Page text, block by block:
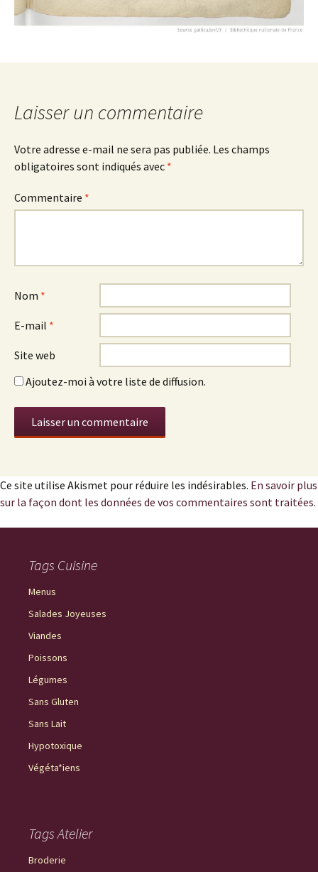
Laisser un commentaire
Votre adresse e-mail ne sera pas publiée. Les champs
obligatoires sont indiqués avec *
Commentaire *
Nom *
E-mail *
Site web
Ajoutez-moi à votre liste de diffusion.
Ce site utilise Akismet pour réduire les indésirables. En savoir plus
sur la façon dont les données de vos commentaires sont traitées.
Tags Cuisine
Menus
Salades Joyeuses
Viandes
Poissons
Légumes
Sans Gluten
Sans Lait
Hypotoxique
Végéta*iens
Tags Atelier
Broderie